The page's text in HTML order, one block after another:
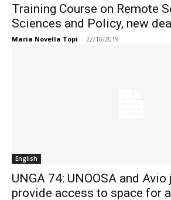
Training Course on Remote
Sciences and Policy, new
Maria Novella Topi - 22/10/2019
English
UNGA 74: UNOOSA and
provide access to space for